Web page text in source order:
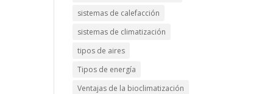
sistemas de calefacción
sistemas de climatización
tipos de aires
Tipos de energía
Ventajas de la bioclimatización